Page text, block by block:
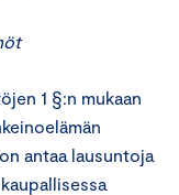
1 §:n mukaan
antaa lausuntoja